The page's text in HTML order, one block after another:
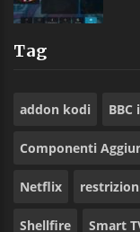
Tag
addon kodi BBC
Componenti
Netflix
Shellfire Smart